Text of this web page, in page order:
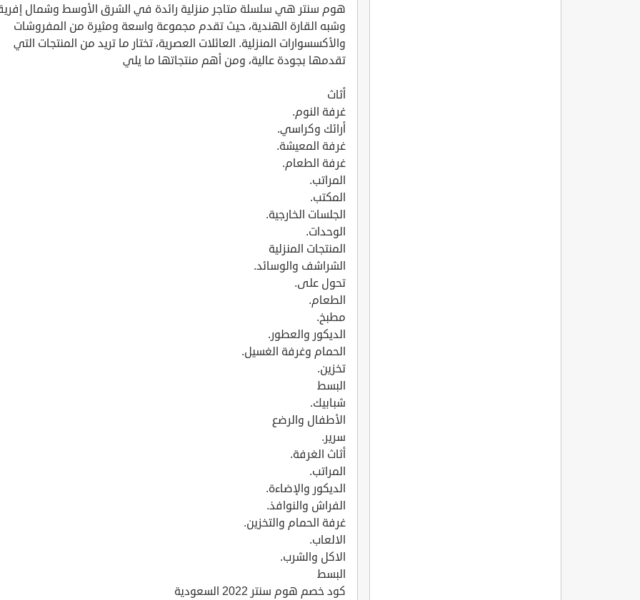
هوم سنتر هي سلسلة متاجر منزلية رائدة في الشرق الأوسط وشمال
وشبه القارة الهندية، حيث تقدم مجموعة واسعة ومثيرة من المفروشات
والأكسسوارات المنزلية. العائلات العصرية، تختار ما تريد من المنتجات التي
تقدمها بجودة عالية، ومن أهم منتجاتها ما يلي
أثاث
غرفة النوم.
أرائك وكراسي.
غرفة المعيشة.
غرفة الطعام.
المراتب.
المكتب.
الجلسات الخارجية.
الوحدات.
المنتجات المنزلية
الشراشف والوسائد.
تحول على.
الطعام.
مطبخ.
الديكور والعطور.
الحمام وغرفة الغسيل.
تخزين.
البسط
شبابيك.
الأطفال والرضع
سرير.
أثاث الغرفة.
المراتب.
الديكور والإضاءة.
الفراش والنوافذ.
غرفة الحمام والتخزين.
الالعاب.
الاكل والشرب.
البسط
كود خصم هوم سنتر 2022 السعودية